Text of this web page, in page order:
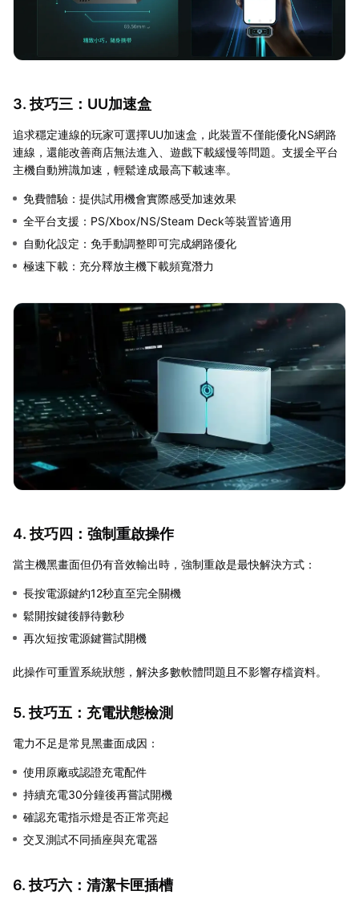
3. 技巧三：UU加速盒
追求穩定連線的玩家可選擇UU加速盒，此裝置不僅能優化NS網路
連線，還能改善商店無法進入、遊戲下載緩慢等問題。支援全平台
主機自動辨識加速，輕鬆達成最高下載速率。
免費體驗：提供試用機會實際感受加速效果
全平台支援：PS/Xbox/NS/Steam Deck等裝置皆適用
自動化設定：免手動調整即可完成網路優化
極速下載：充分釋放主機下載頻寬潛力
4. 技巧四：強制重啟操作
當主機黑畫面但仍有音效輸出時，強制重啟是最快解決方式：
長按電源鍵約12秒直至完全關機
鬆開按鍵後靜待數秒
再次短按電源鍵嘗試開機
此操作可重置系統狀態，解決多數軟體問題且不影響存檔資料。
5. 技巧五：充電狀態檢測
電力不足是常見黑畫面成因：
使用原廠或認證充電配件
持續充電30分鐘後再嘗試開機
確認充電指示燈是否正常亮起
交叉測試不同插座與充電器
6. 技巧六：清潔卡匣插槽